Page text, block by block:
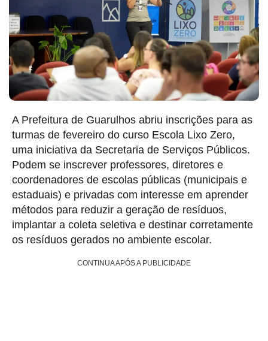
A Prefeitura de Guarulhos abriu inscrições para as
turmas de fevereiro do curso Escola Lixo Zero,
uma iniciativa da Secretaria de Serviços Públicos.
Podem se inscrever professores, diretores e
coordenadores de escolas públicas (municipais e
estaduais) e privadas com interesse em aprender
métodos para reduzir a geração de resíduos,
implantar a coleta seletiva e destinar corretamente
os resíduos gerados no ambiente escolar.
CONTINUA APÓS A PUBLICIDADE